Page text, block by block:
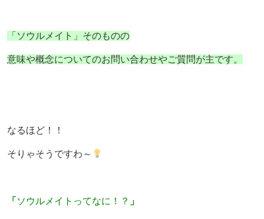
「ソウルメイト」そのものの
意味や概念についてのお問い合わせやご質問が主です。
なるほど！！
そりゃそうですわ～
「 ソウルメイトってなに！？ 」